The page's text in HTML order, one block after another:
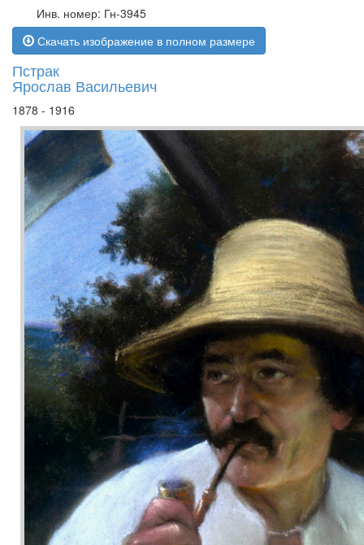
Инв. номер: Гн-3945
Скачать изображение в полном размере
Пстрак
Ярослав Васильевич
1878 - 1916